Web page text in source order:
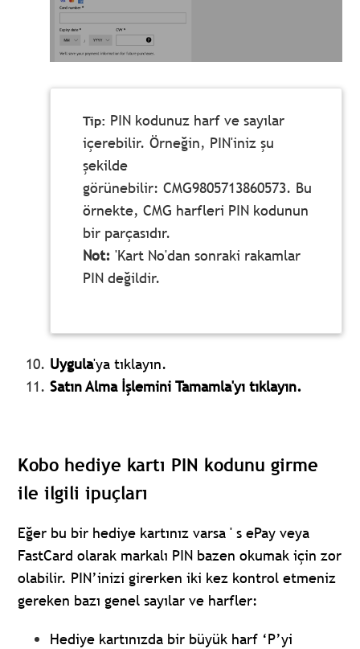
PIN kodunuz harf ve sayılar
içerebilir. Örneğin, PIN'iniz şu
şekilde
görünebilir: CMG9805713860573. Bu
örnekte, CMG harfleri PIN kodunun
bir parçasıdır.
Not:'Kart No'dan sonraki rakamlar
PIN değildir.
Uygula'ya tıklayın.
Satın Alma İşlemini Tamamla'yı tıklayın.
Kobo hediye kartı PIN kodunu girme
ile ilgili ipuçları
Eğer bu bir hediye kartınız varsa ' s ePay veya
FastCard olarak markalı PIN bazen okumak için zor
olabilir. PIN’inizi girerken iki kez kontrol etmeniz
gereken bazı genel sayılar ve harfler:
Hediye kartınızda bir büyük harf ‘P’yi